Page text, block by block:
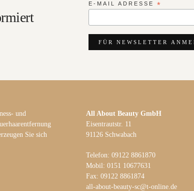
E-MAIL ADRESSE *
und
Sie sich
All About Beauty GmbH
Eisentrautstr. 11
91126 Schwabach
Telefon: 09122 8861870
Mobil: 0151 10677631
Fax: 09122 8861874
all-about-beauty-sc@t-online.de